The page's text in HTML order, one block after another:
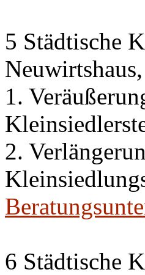
5 Städtische
1.
2.
6 Städtische